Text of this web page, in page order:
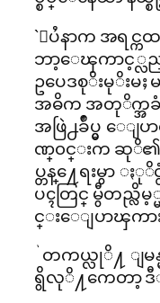
`ျပႆနာက အရင္
ဘာ့ေၾကာင့္
ဥပေဒစုိးမုိးမႈ
အဓိက အတုိက္အခံ
အဖြဲ႕ခ်ဳပ္မွ ေျပ
ဏ္၀င္းက ဆုိ၏။
ပ္တန္႔ေရးမွာ
ပၚတြင္ မွီတည္လိ
င္းေျပာၾကာ
`တကယ္လုိ႔ ျမန္
ရွိလုိ႔ကေတာ့ ဒီ